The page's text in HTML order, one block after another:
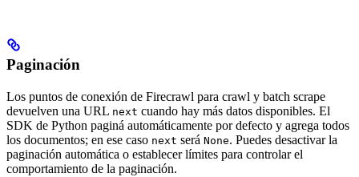
Paginación
Los puntos de conexión de Firecrawl para crawl y batch scrape
devuelven una URL next cuando hay más datos disponibles. El
SDK de Python paginá automáticamente por defecto y agrega todos
los documentos; en ese caso next será None. Puedes desactivar la
paginación automática o establecer límites para controlar el
comportamiento de la paginación.